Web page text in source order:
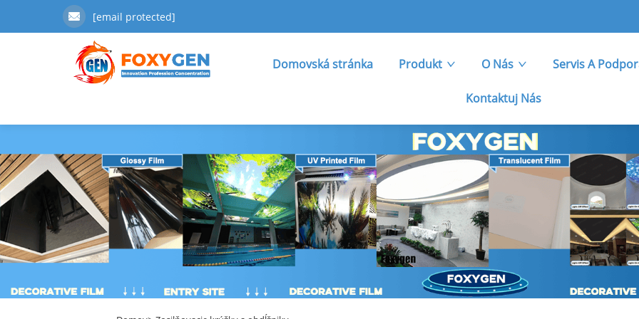
[email protected]
Domovská stránka Produkt O Nás Servis A
Kontaktuj Nás